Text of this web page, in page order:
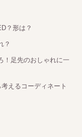
？形は？
？
！足先のおしゃれに一
えるコーディネート